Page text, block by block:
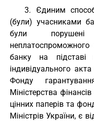
3. Єдиним
(були) учасниками
були порушені
банку на підставі
індивідуального
Фонду
Міністерства
цінних паперів та
Міністрів України, є